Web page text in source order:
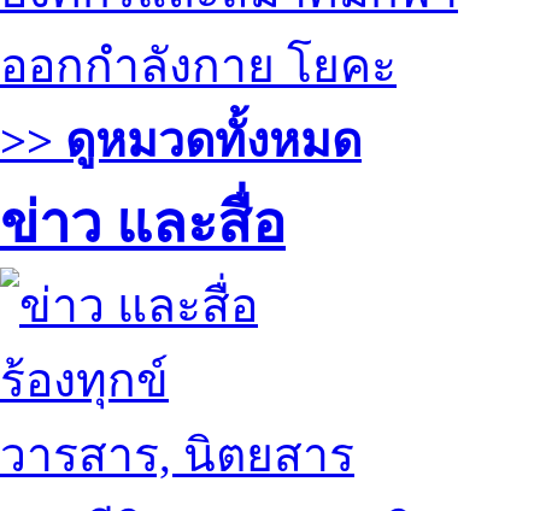
ออกกำลังกาย โยคะ
>> ดูหมวดทั้งหมด
ข่าว และสื่อ
ร้องทุกข์
วารสาร, นิตยสาร